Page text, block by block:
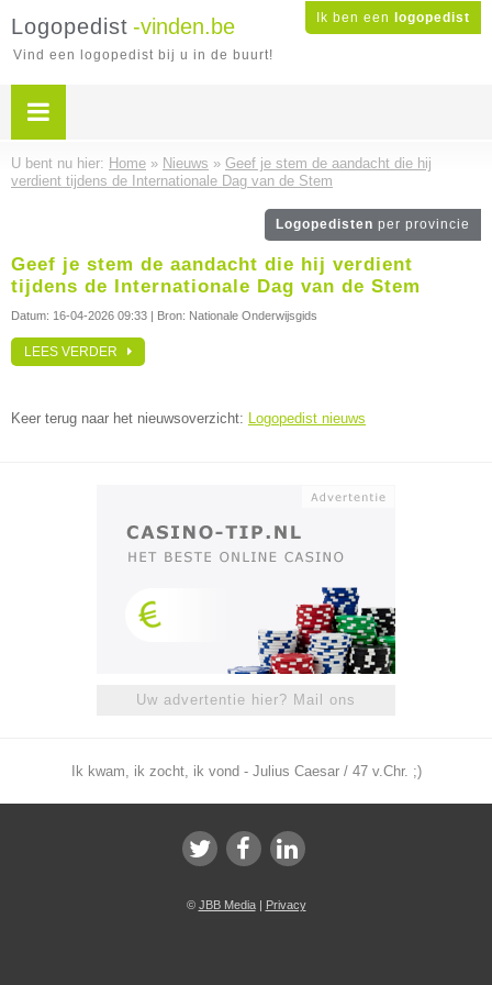
Ik ben een logopedist
Logopedist -vinden.be
Vind een logopedist bij u in de buurt!
U bent nu hier: Home » Nieuws » Geef je stem de aandacht die hij
verdient tijdens de Internationale Dag van de Stem
Logopedisten per provincie
Geef je stem de aandacht die hij verdient
tijdens de Internationale Dag van de Stem
Datum: 16-04-2026 09:33 | Bron: Nationale Onderwijsgids
LEES VERDER
Keer terug naar het nieuwsoverzicht: Logopedist nieuws
Uw advertentie hier? Mail ons
Ik kwam, ik zocht, ik vond - Julius Caesar / 47 v.Chr. ;)
© JBB Media| Privacy